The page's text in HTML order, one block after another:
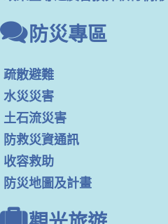
防災專區
疏散避難
水災災害
土石流災害
防救災資通訊
收容救助
防災地圖及計畫